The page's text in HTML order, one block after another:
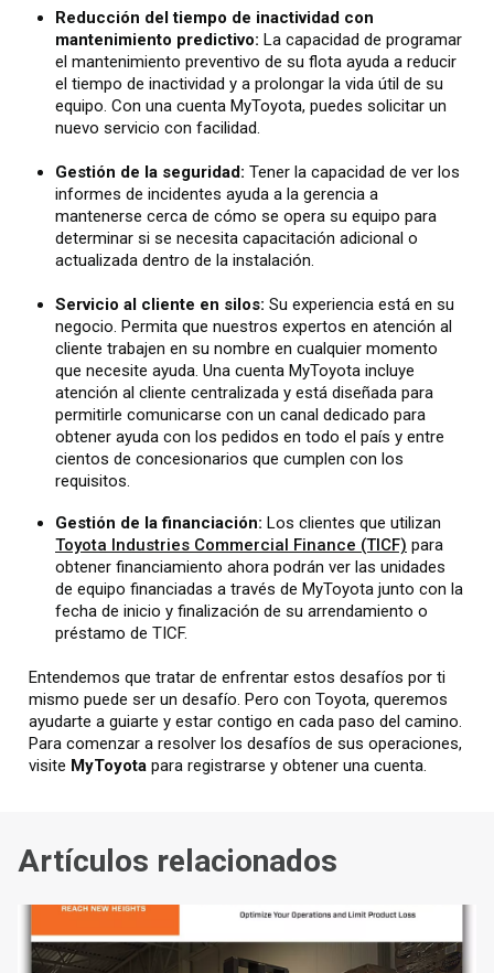
Reducción del tiempo de inactividad con
mantenimiento predictivo: La capacidad de programar
el mantenimiento preventivo de su flota ayuda a reducir
el tiempo de inactividad y a prolongar la vida útil de su
equipo. Con una cuenta MyToyota, puedes solicitar un
nuevo servicio con facilidad.
Gestión de la seguridad: Tener la capacidad de ver los
informes de incidentes ayuda a la gerencia a
mantenerse cerca de cómo se opera su equipo para
determinar si se necesita capacitación adicional o
actualizada dentro de la instalación.
Servicio al cliente en silos: Su experiencia está en su
negocio. Permita que nuestros expertos en atención al
cliente trabajen en su nombre en cualquier momento
que necesite ayuda. Una cuenta MyToyota incluye
atención al cliente centralizada y está diseñada para
permitirle comunicarse con un canal dedicado para
obtener ayuda con los pedidos en todo el país y entre
cientos de concesionarios que cumplen con los
requisitos.
Gestión de la financiación: Los clientes que utilizan
Toyota Industries Commercial Finance (TICF) para
obtener financiamiento ahora podrán ver las unidades
de equipo financiadas a través de MyToyota junto con la
fecha de inicio y finalización de su arrendamiento o
préstamo de TICF.
Entendemos que tratar de enfrentar estos desafíos por ti
mismo puede ser un desafío. Pero con Toyota, queremos
ayudarte a guiarte y estar contigo en cada paso del camino.
Para comenzar a resolver los desafíos de sus operaciones,
visite MyToyota para registrarse y obtener una cuenta.
Artículos relacionados